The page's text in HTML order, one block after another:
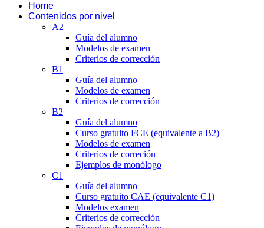
Home
Contenidos por nivel
A2
Guía del alumno
Modelos de examen
Criterios de corrección
B1
Guía del alumno
Modelos de examen
Criterios de corrección
B2
Guía del alumno
Curso gratuito FCE (equivalente a B2)
Modelos de examen
Criterios de correción
Ejemplos de monólogo
C1
Guía del alumno
Curso gratuito CAE (equivalente C1)
Modelos examen
Criterios de corrección